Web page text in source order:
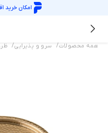
امکان خرید
همه محصولات/ سرو و پذیرایی/